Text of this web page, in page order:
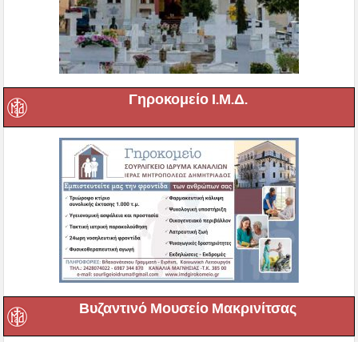
Γηροκομείο Ι.Μ.Δ.
Βυζαντινό Μουσείο Μακρινίτσας